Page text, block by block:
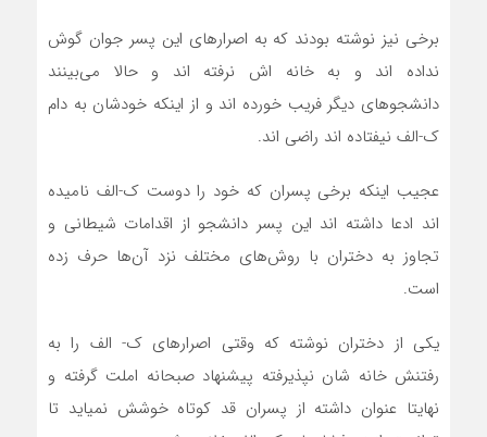
برخی نیز نوشته بودند که به اصرار‌های این پسر جوان گوش
نداده اند و به خانه اش نرفته اند و حالا می‌بینند
دانشجو‌های دیگر فریب خورده اند و از اینکه خودشان به دام
ک-الف نیفتاده اند راضی اند.
عجیب اینکه برخی پسران که خود را دوست ک-الف نامیده
اند ادعا داشته اند این پسر دانشجو از اقدامات شیطانی و
تجاوز به دختران با روش‌های مختلف نزد آن‌ها حرف زده
است.
یکی از دختران نوشته که وقتی اصرار‌های ک- الف را به
رفتنش خانه شان نپذیرفته پیشنهاد صبحانه املت گرفته و
نهایتا عنوان داشته از پسران قد کوتاه خوشش نمیاید تا